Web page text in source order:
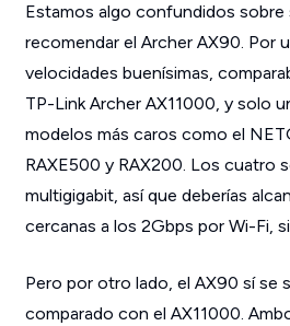
Estamos algo confundidos sobre
recomendar el Archer AX90. Por
velocidades buenísimas,
TP-Link Archer AX11000, y solo
modelos más caros como el
RAXE500 y RAX200. Los cuatro
multigigabit, así que deberías
cercanas a los 2Gbps por Wi-Fi,
Pero por otro lado, el AX90 sí se
comparado con el AX11000.